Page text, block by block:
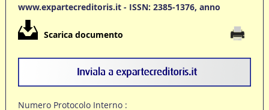
www.expartecreditoris.it - ISSN: 2385-1376, anno
Scarica documento
Numero Protocolo Interno :